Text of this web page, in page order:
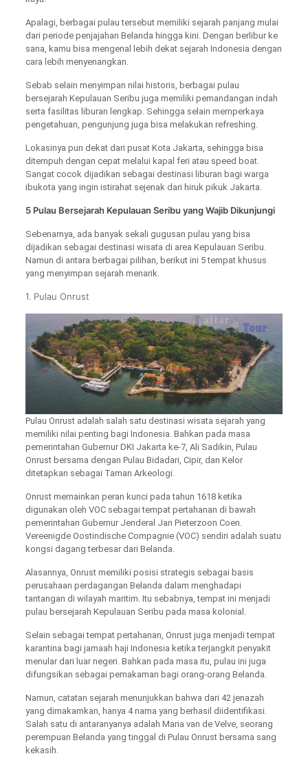
Apalagi, berbagai pulau tersebut memiliki sejarah panjang mulai
dari periode penjajahan Belanda hingga kini. Dengan berlibur ke
sana, kamu bisa mengenal lebih dekat sejarah Indonesia dengan
cara lebih menyenangkan.
Sebab selain menyimpan nilai historis, berbagai pulau
bersejarah Kepulauan Seribu juga memiliki pemandangan indah
serta fasilitas liburan lengkap. Sehingga selain memperkaya
pengetahuan, pengunjung juga bisa melakukan refreshing.
Lokasinya pun dekat dari pusat Kota Jakarta, sehingga bisa
ditempuh dengan cepat melalui kapal feri atau speed boat.
Sangat cocok dijadikan sebagai destinasi liburan bagi warga
ibukota yang ingin istirahat sejenak dari hiruk pikuk Jakarta.
5 Pulau Bersejarah Kepulauan Seribu yang Wajib Dikunjungi
Sebenarnya, ada banyak sekali gugusan pulau yang bisa
dijadikan sebagai destinasi wisata di area Kepulauan Seribu.
Namun di antara berbagai pilihan, berikut ini 5 tempat khusus
yang menyimpan sejarah menarik.
1. Pulau Onrust
Pulau Onrust adalah salah satu destinasi wisata sejarah yang
memiliki nilai penting bagi Indonesia. Bahkan pada masa
pemerintahan Gubernur DKI Jakarta ke-7, Ali Sadikin, Pulau
Onrust bersama dengan Pulau Bidadari, Cipir, dan Kelor
ditetapkan sebagai Taman Arkeologi.
Onrust memainkan peran kunci pada tahun 1618 ketika
digunakan oleh VOC sebagai tempat pertahanan di bawah
pemerintahan Gubernur Jenderal Jan Pieterzoon Coen.
Vereenigde Oostindische Compagnie (VOC) sendiri adalah suatu
kongsi dagang terbesar dari Belanda.
Alasannya, Onrust memiliki posisi strategis sebagai basis
perusahaan perdagangan Belanda dalam menghadapi
tantangan di wilayah maritim. Itu sebabnya, tempat ini menjadi
pulau bersejarah Kepulauan Seribu pada masa kolonial.
Selain sebagai tempat pertahanan, Onrust juga menjadi tempat
karantina bagi jamaah haji Indonesia ketika terjangkit penyakit
menular dari luar negeri. Bahkan pada masa itu, pulau ini juga
difungsikan sebagai pemakaman bagi orang-orang Belanda.
Namun, catatan sejarah menunjukkan bahwa dari 42 jenazah
yang dimakamkan, hanya 4 nama yang berhasil diidentifikasi.
Salah satu di antaranyanya adalah Maria van de Velve, seorang
perempuan Belanda yang tinggal di Pulau Onrust bersama sang
kekasih.